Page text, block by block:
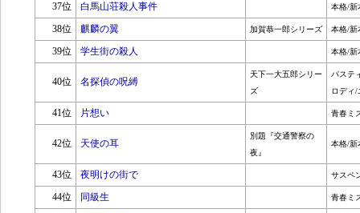
37位 白馬山荘殺人事件 本格/新
38位 麒麟の翼 加賀恭一郎シリーズ 本格/新
39位 学生街の殺人 本格/新
40位 名探偵の呪縛
天下一大五郎シリー
ズ
パステ
ロディ/
41位 片想い 青春ミ
42位 天使の耳
別題『交通警察の
夜』
本格/新
43位 夜明けの街で サスペ
44位 同級生 青春ミ